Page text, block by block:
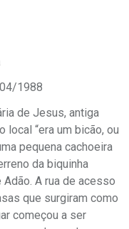
1988
de Jesus, antiga
local “era um bicão, ou
pequena cachoeira
da biquinha
A rua de acesso
que surgiram como
começou a ser